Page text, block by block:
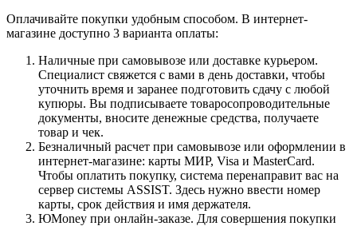
Оплачивайте покупки удобным способом. В интернет-
магазине доступно 3 варианта оплаты:
Наличные при самовывозе или доставке курьером.
Специалист свяжется с вами в день доставки, чтобы
уточнить время и заранее подготовить сдачу с любой
купюры. Вы подписываете товаросопроводительные
документы, вносите денежные средства, получаете
товар и чек.
Безналичный расчет при самовывозе или оформлении в
интернет-магазине: карты МИР, Visa и MasterCard.
Чтобы оплатить покупку, система перенаправит вас на
сервер системы ASSIST. Здесь нужно ввести номер
карты, срок действия и имя держателя.
ЮMoney при онлайн-заказе. Для совершения покупки